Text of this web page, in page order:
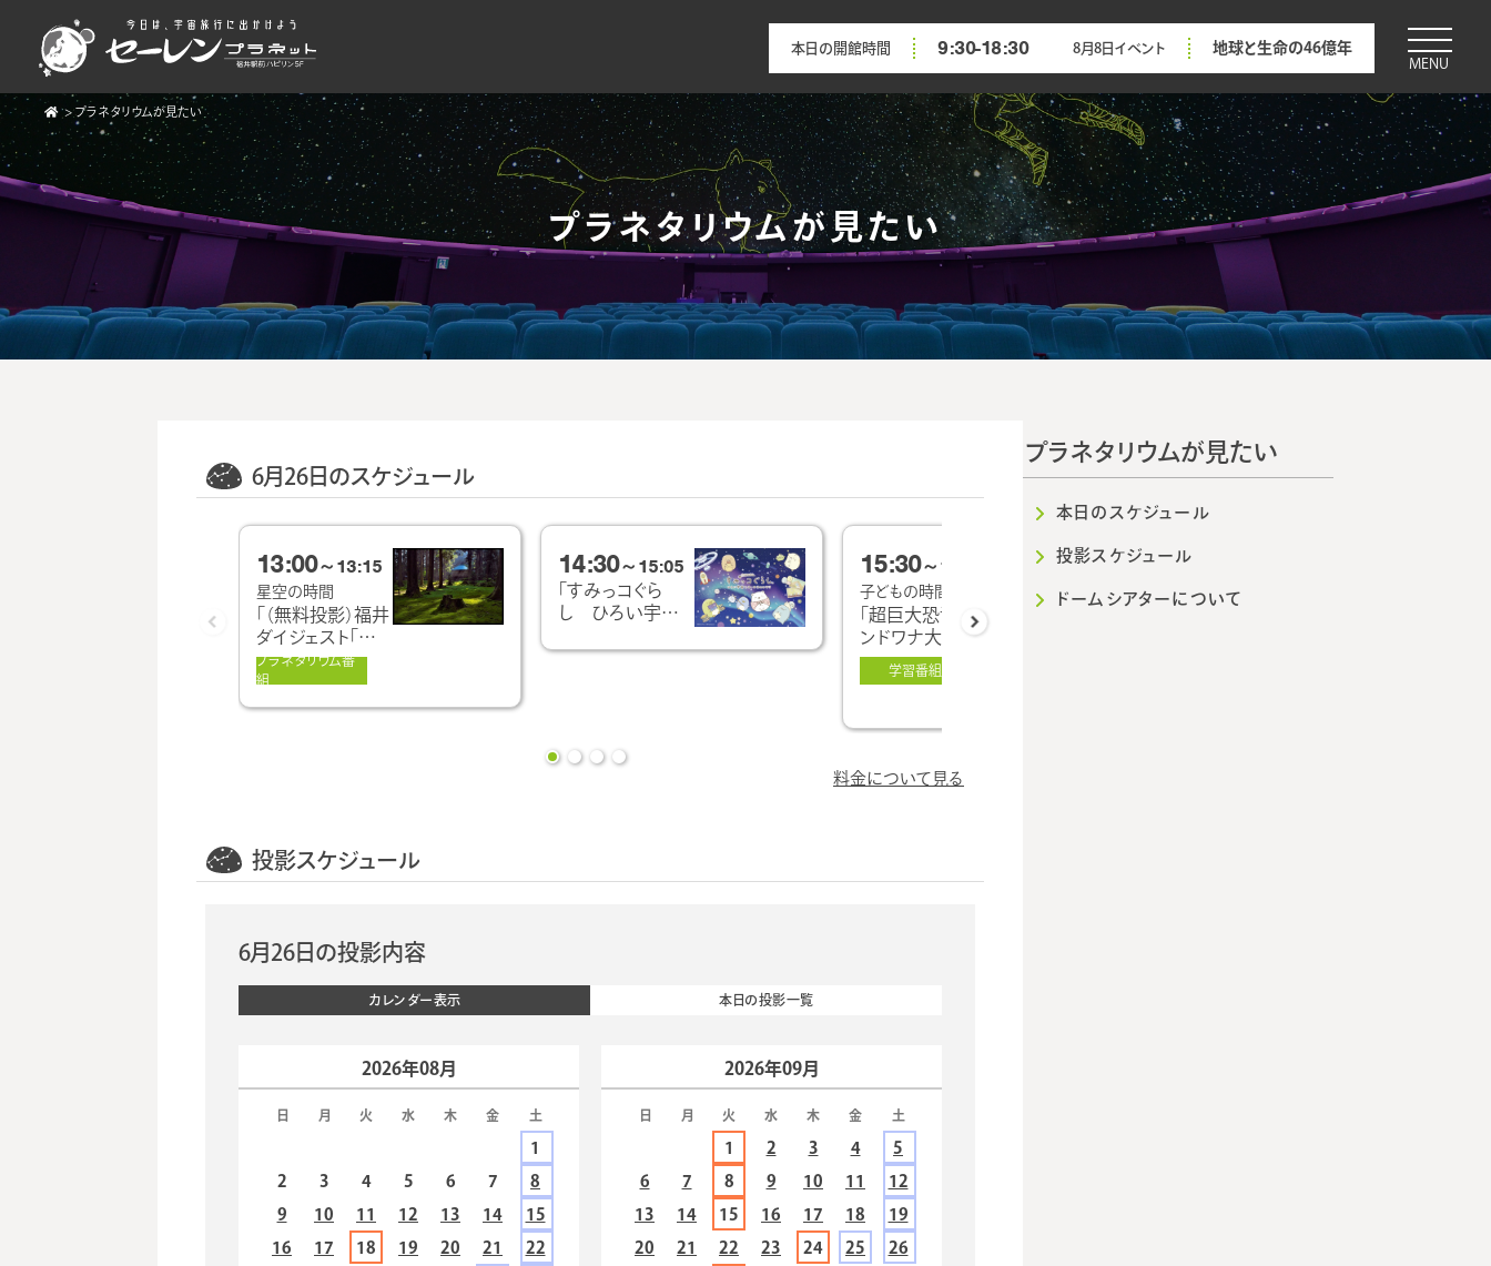
本日の開館時間 9:30-18:30 8月8日 イベント 地球と生命の46億年
MENU
>プラネタリウムが見たい
プラネタリウムが見たい
6月26日のスケジュール
13:00～13:15
星空の時間
「（無料投影）福井
ダイジェスト「初
夏 そぞろ歩き」」
プラネタリウム番
組
14:30～15:05
「すみっコぐら
し ひろい宇宙と
り」
15:30～16:05
子どもの時間
「超巨大恐竜 ゴ
ンドワナ大陸の
謎」
学習番組
16:30
「ほしぞライブ～
料金について見る
投影スケジュール
6月26日の投影内容
カレンダー表示 本日の投影一覧
2026年08月
日 月 火 水 木 金 土
1
2
3 4 5 6 7
8
9
10 11 12 13 14
15
16
17 18 19 20 21
22
2026年09月
日 月 火 水 木 金 土
1 2 3 4
5
6
7 8 9 10 11
12
13
14 15 16 17 18
19
20
21 22 23 24 25
26
プラネタリウムが見たい
本日のスケジュール
投影スケジュール
ドームシアターについて